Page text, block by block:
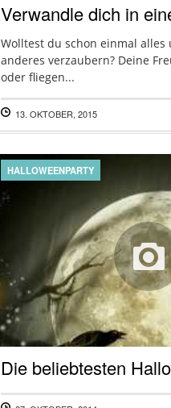
Verwandle dich in
Wolltest du schon einmal
anderes verzaubern? Deine
oder fliegen...
13. OKTOBER, 2015
HALLOWEENPARTY
Die beliebtesten